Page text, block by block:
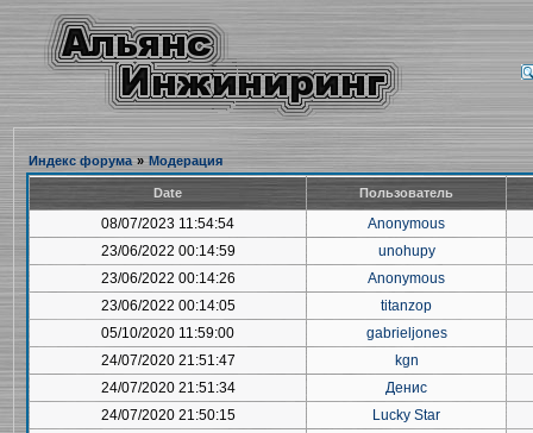
Индекс форума » Модерация
Date Пользователь
08/07/2023 11:54:54
Anonymous
23/06/2022 00:14:59
unohupy
23/06/2022 00:14:26
Anonymous
23/06/2022 00:14:05
titanzop
05/10/2020 11:59:00
gabrieljones
24/07/2020 21:51:47
kgn
24/07/2020 21:51:34
Денис
24/07/2020 21:50:15
Lucky Star